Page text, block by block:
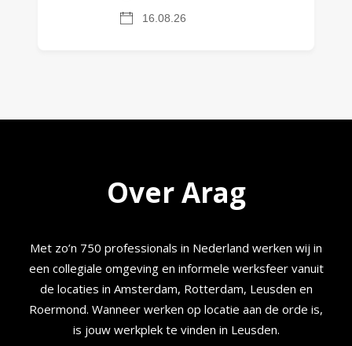
16.08.26
Over Arag
Met zo’n 750 professionals in Nederland werken wij in
een collegiale omgeving en informele werksfeer vanuit
de locaties in Amsterdam, Rotterdam, Leusden en
Roermond. Wanneer werken op locatie aan de orde is,
is jouw werkplek te vinden in Leusden.